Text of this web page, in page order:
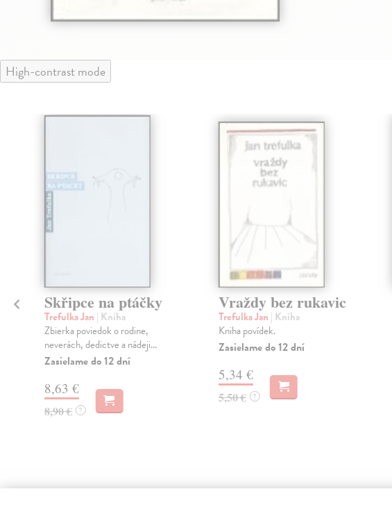
High-contrast mode
Skřipce na ptáčky
Trefulka Jan | Kniha
Zbierka poviedok o rodine,
neverách, dedictve a nádeji...
Zasielame do 12 dní
8,63 €
8,90 € ?
Vraždy bez rukavic
Trefulka Jan | Kniha
Kniha povídek.
Zasielame do 12 dní
5,34 €
5,50 € ?